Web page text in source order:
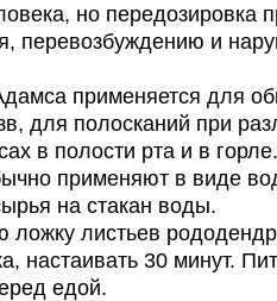
но передозировка
перевозбуждению и
применяется для
для полосканий при
в полости рта и в горле.
применяют в виде
на стакан воды.
ложку листьев
настаивать 30 минут.
едой.